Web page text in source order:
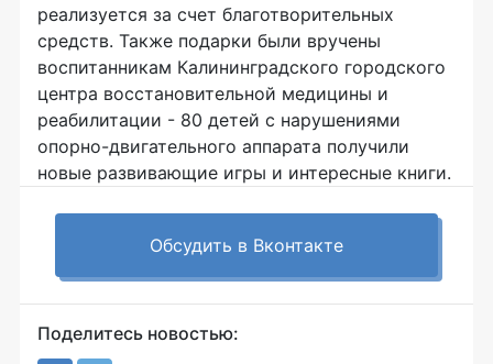
реализуется за счет благотворительных
средств. Также подарки были вручены
воспитанникам Калининградского городского
центра восстановительной медицины и
реабилитации - 80 детей с нарушениями
опорно-двигательного аппарата получили
новые развивающие игры и интересные книги.
Обсудить в Вконтакте
Поделитесь новостью: